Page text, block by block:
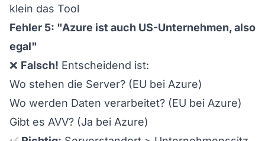
klein das Tool
Fehler 5: "Azure ist auch US-Unternehmen, also
egal"
❌ Falsch! Entscheidend ist:
Wo stehen die Server? (EU bei Azure)
Wo werden Daten verarbeitet? (EU bei Azure)
Gibt es AVV? (Ja bei Azure)